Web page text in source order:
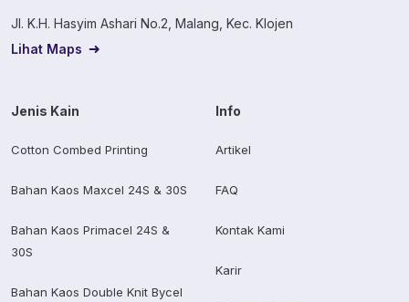
Jl. K.H. Hasyim Ashari No.2, Malang, Kec. Klojen
Lihat Maps
Jenis Kain
Cotton Combed Printing
Bahan Kaos Maxcel 24S & 30S
Bahan Kaos Primacel 24S &
30S
Bahan Kaos Double Knit Bycel
Info
Artikel
FAQ
Kontak Kami
Karir